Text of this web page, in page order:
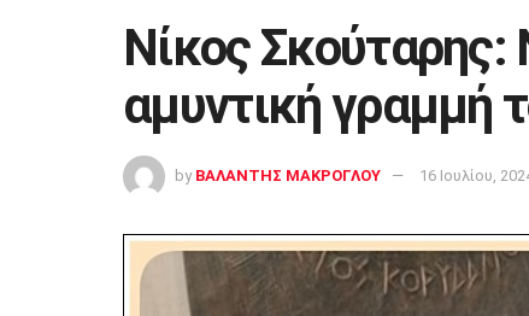
Νίκος
αμυντική γραμμή
by ΒΑΛΑΝΤΗΣ ΜΑΚΡΟΓΛΟΥ 16 Ιουλίου,